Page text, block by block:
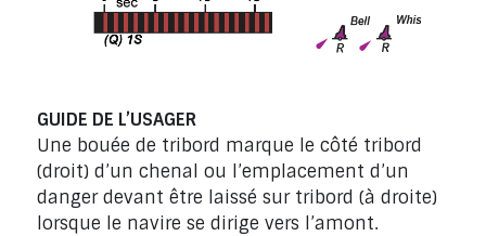
GUIDE DE L’USAGER
Une bouée de tribord marque le côté tribord
(droit) d’un chenal ou l’emplacement d’un
danger devant être laissé sur tribord (à droite)
lorsque le navire se dirige vers l’amont.